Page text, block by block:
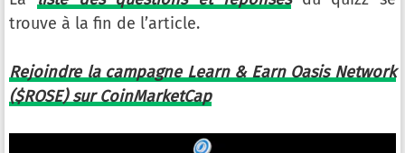
trouve à la fin de l’article.
Rejoindre la campagne Learn & Earn Oasis Network
($ROSE) sur CoinMarketCap